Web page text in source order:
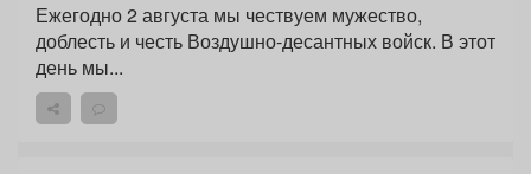
Ежегодно 2 августа мы чествуем мужество,
доблесть и честь Воздушно-десантных войск. В этот
день мы...